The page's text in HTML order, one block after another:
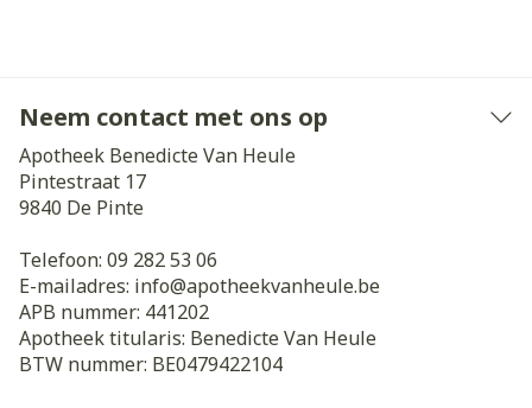
Neem contact met ons op
Apotheek Benedicte Van Heule
Pintestraat 17
9840 De Pinte
Telefoon: 09 282 53 06
E-mailadres: info@apotheekvanheule.be
APB nummer: 441202
Apotheek titularis: Benedicte Van Heule
BTW nummer: BE0479422104